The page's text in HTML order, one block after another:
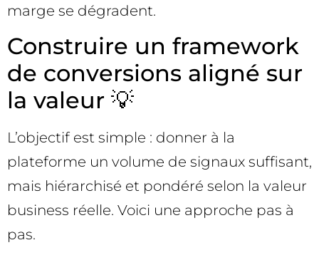
marge se dégradent.
Construire un framework
de conversions aligné sur
la valeur 💡
L’objectif est simple : donner à la
plateforme un volume de signaux suffisant,
mais hiérarchisé et pondéré selon la valeur
business réelle. Voici une approche pas à
pas.